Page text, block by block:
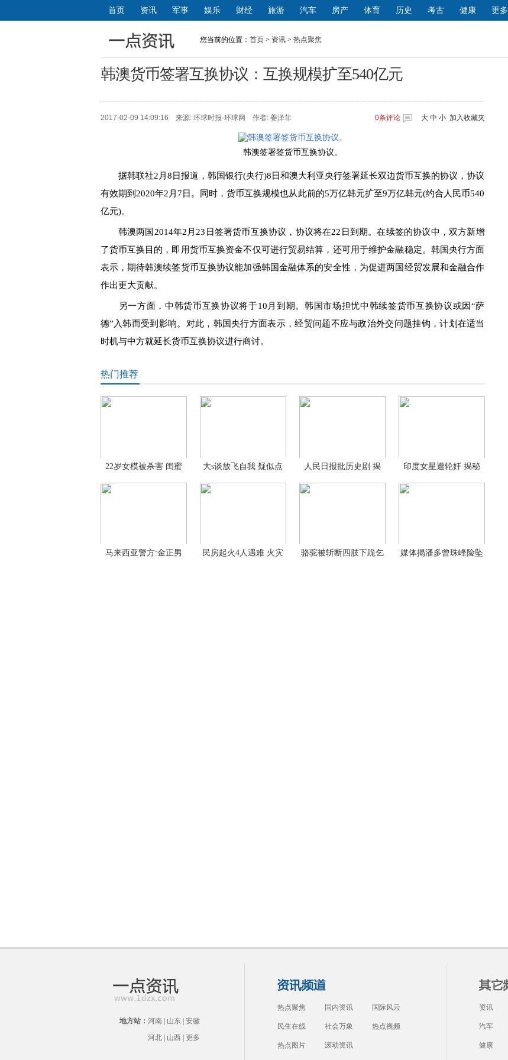
首页 资讯 军事 娱乐 财经 旅游 汽车 房产 体育 历史 考古 健康 更多
您当前的位置： 首页 > 资讯 > 热点聚焦
韩澳货币签署互换协议：互换规模扩至540亿元
2017-02-09 14:09:16 来源: 环球时报-环球网 作者: 姜泽菲 大 中 小 加入收藏夹
0条评论
韩澳签署签货币互换协议。
据韩联社2月8日报道，韩国银行(央行)8日和澳大利亚央行签署延长双边货币互换的协议，协议
有效期到2020年2月7日。同时，货币互换规模也从此前的5万亿韩元扩至9万亿韩元(约合人民币540
亿元)。
韩澳两国2014年2月23日签署货币互换协议，协议将在22日到期。在续签的协议中，双方新增
了货币互换目的，即用货币互换资金不仅可进行贸易结算，还可用于维护金融稳定。韩国央行方面
表示，期待韩澳续签货币互换协议能加强韩国金融体系的安全性，为促进两国经贸发展和金融合作
作出更大贡献。
另一方面，中韩货币互换协议将于10月到期。韩国市场担忧中韩续签货币互换协议或因“萨
德”入韩而受到影响。对此，韩国央行方面表示，经贸问题不应与政治外交问题挂钩，计划在适当
时机与中方就延长货币互换协议进行商讨。
热门推荐
22岁女模被杀害 闺蜜
居
大s谈放飞自我 疑似点
评
人民日报批历史剧 揭
秘
印度女星遭轮奸 揭秘
这
马来西亚警方:金正男
民房起火4人遇难 火灾
骆驼被斩断四肢下跪乞
媒体揭潘多曾珠峰险坠
地方站： 河南 山东 安徽
河北
山西 更多
热点聚焦 国内资讯 国际风云
民生在线 社会万象 热点视频
热点图片 滚动资讯
资讯
汽车
健康